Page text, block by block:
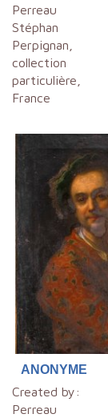
Perreau
Stéphan
Perpignan,
collection
particulière,
France
ANONYME
Created by:
Perreau